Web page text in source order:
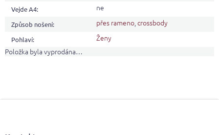
Vejde A4: ne
Způsob nošení: přes rameno,crossbody
Pohlaví:
Ženy
Položka byla vyprodána…